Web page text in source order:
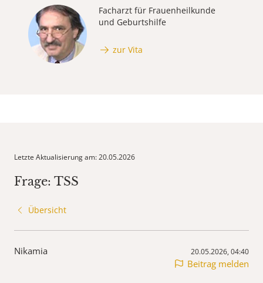
Facharzt für Frauenheilkunde
und Geburtshilfe
zur Vita
Letzte Aktualisierung am: 20.05.2026
Frage: TSS
Übersicht
Nikamia 20.05.2026, 04:40
Beitrag melden